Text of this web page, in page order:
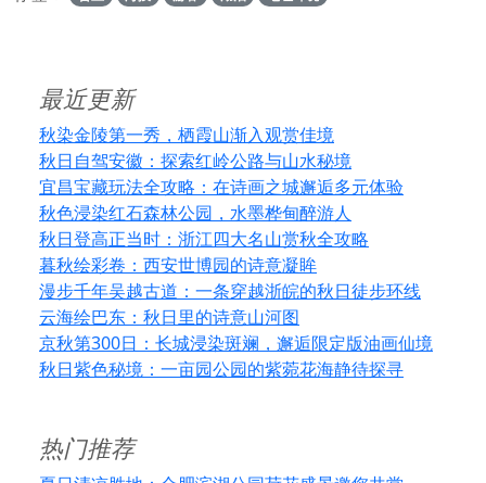
最近更新
秋染金陵第一秀，栖霞山渐入观赏佳境
秋日自驾安徽：探索红岭公路与山水秘境
宜昌宝藏玩法全攻略：在诗画之城邂逅多元体验
秋色浸染红石森林公园，水墨桦甸醉游人
秋日登高正当时：浙江四大名山赏秋全攻略
暮秋绘彩卷：西安世博园的诗意凝眸
漫步千年吴越古道：一条穿越浙皖的秋日徒步环线
云海绘巴东：秋日里的诗意山河图
京秋第300日：长城浸染斑斓，邂逅限定版油画仙境
秋日紫色秘境：一亩园公园的紫菀花海静待探寻
热门推荐